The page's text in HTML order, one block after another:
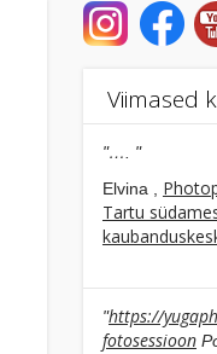
Viimased
"…. "
Elvina ,
Tartu
"https://
fotosessioon